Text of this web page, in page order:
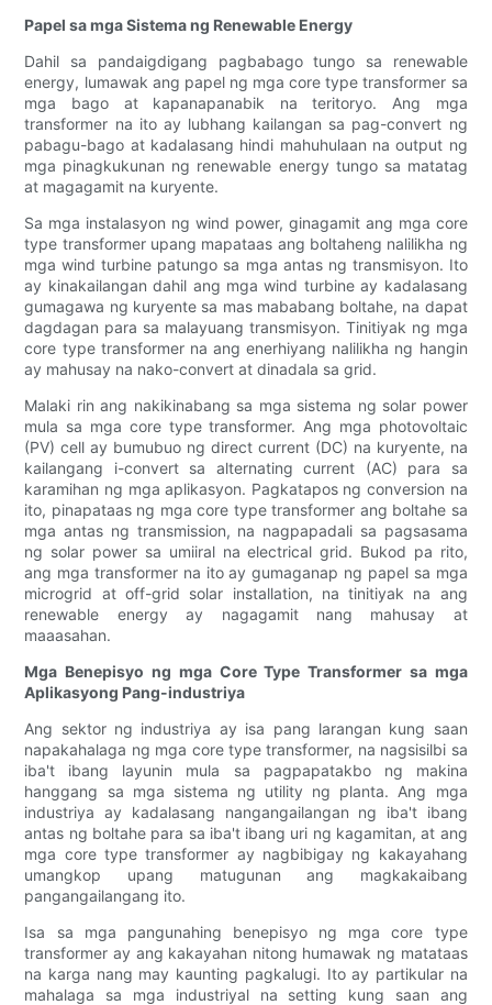
Papel sa mga Sistema ng Renewable Energy
Dahil sa pandaigdigang pagbabago tungo sa renewable
energy, lumawak ang papel ng mga core type transformer sa
mga bago at kapanapanabik na teritoryo. Ang mga
transformer na ito ay lubhang kailangan sa pag-convert ng
pabagu-bago at kadalasang hindi mahuhulaan na output ng
mga pinagkukunan ng renewable energy tungo sa matatag
at magagamit na kuryente.
Sa mga instalasyon ng wind power, ginagamit ang mga core
type transformer upang mapataas ang boltaheng nalilikha ng
mga wind turbine patungo sa mga antas ng transmisyon. Ito
ay kinakailangan dahil ang mga wind turbine ay kadalasang
gumagawa ng kuryente sa mas mababang boltahe, na dapat
dagdagan para sa malayuang transmisyon. Tinitiyak ng mga
core type transformer na ang enerhiyang nalilikha ng hangin
ay mahusay na nako-convert at dinadala sa grid.
Malaki rin ang nakikinabang sa mga sistema ng solar power
mula sa mga core type transformer. Ang mga photovoltaic
(PV) cell ay bumubuo ng direct current (DC) na kuryente, na
kailangang i-convert sa alternating current (AC) para sa
karamihan ng mga aplikasyon. Pagkatapos ng conversion na
ito, pinapataas ng mga core type transformer ang boltahe sa
mga antas ng transmission, na nagpapadali sa pagsasama
ng solar power sa umiiral na electrical grid. Bukod pa rito,
ang mga transformer na ito ay gumaganap ng papel sa mga
microgrid at off-grid solar installation, na tinitiyak na ang
renewable energy ay nagagamit nang mahusay at
maaasahan.
Mga Benepisyo ng mga Core Type Transformer sa mga
Aplikasyong Pang-industriya
Ang sektor ng industriya ay isa pang larangan kung saan
napakahalaga ng mga core type transformer, na nagsisilbi sa
iba't ibang layunin mula sa pagpapatakbo ng makina
hanggang sa mga sistema ng utility ng planta. Ang mga
industriya ay kadalasang nangangailangan ng iba't ibang
antas ng boltahe para sa iba't ibang uri ng kagamitan, at ang
mga core type transformer ay nagbibigay ng kakayahang
umangkop upang matugunan ang magkakaibang
pangangailangang ito.
Isa sa mga pangunahing benepisyo ng mga core type
transformer ay ang kakayahan nitong humawak ng matataas
na karga nang may kaunting pagkalugi. Ito ay partikular na
mahalaga sa mga industriyal na setting kung saan ang